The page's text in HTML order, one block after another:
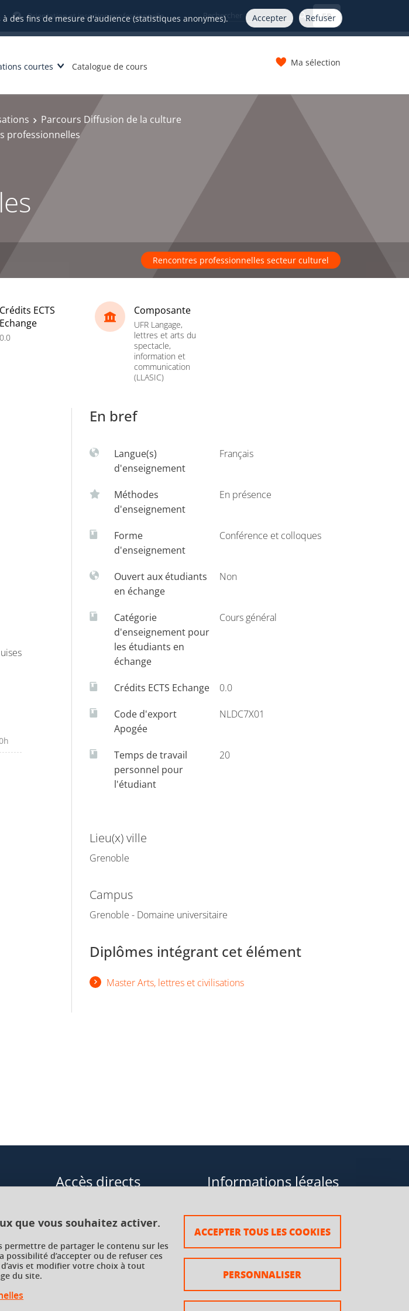
que vous souhaitez activer.
permettre de partager le contenu sur les
possibilité d’accepter ou de refuser ces
et modifier votre choix à tout
du site.
ACCEPTER TOUS LES COOKIES
PERSONNALISER
des fins de mesure d'audience (statistiques anonymes). Accepter Refuser
Orientation et insertion professionnelle FR
courtes Catalogue de cours Ma sélection
Parcours Diffusion de la culture
professionnelles
Rencontres professionnelles secteur culturel
Crédits ECTS
Echange
0.0
Composante
UFR Langage,
lettres et arts du
spectacle,
information et
communication
(LLASIC)
En bref
Langue(s)
d'enseignement
Français
Méthodes
d'enseignement
En présence
Forme
d'enseignement
Conférence et colloques
Ouvert aux étudiants
en échange
Non
Catégorie
d'enseignement pour
les étudiants en
échange
Cours général
Crédits ECTS Echange 0.0
Code d'export
Apogée
NLDC7X01
Temps de travail
personnel pour
l'étudiant
20
Lieu(x) ville
Grenoble
Campus
Grenoble - Domaine universitaire
Diplômes intégrant cet élément
Master Arts, lettres et civilisations
Accès directs
Enseignements transversaux à
choix (ETC)
Informations légales
Plan du site
Mentions légales
Crédits
Accessibilité : non conforme